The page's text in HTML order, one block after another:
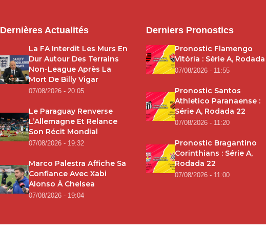
Dernières Actualités
La FA Interdit Les Murs En
Dur Autour Des Terrains
Non-League Après La
Mort De Billy Vigar
07/08/2026 - 20:05
Le Paraguay Renverse
L’Allemagne Et Relance
Son Récit Mondial
07/08/2026 - 19:32
Marco Palestra Affiche Sa
Confiance Avec Xabi
Alonso À Chelsea
07/08/2026 - 19:04
Derniers Pronostics
Pronostic Flamengo
Vitória : Série A,
07/08/2026 - 11:55
Pronostic Santos
Athletico Paranaense :
Série A, Rodada 22
07/08/2026 - 11:20
Pronostic Bragantino
Corinthians : Série A,
Rodada 22
07/08/2026 - 11:00